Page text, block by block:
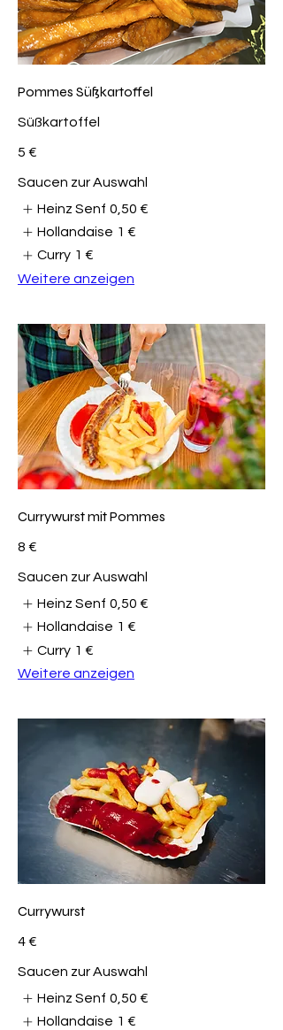
Pommes Süßkartoffel
Süßkartoffel
5 €
Saucen zur Auswahl
Heinz Senf 0,50 €
Hollandaise 1 €
Curry 1 €
Weitere anzeigen
Currywurst mit Pommes
8 €
Saucen zur Auswahl
Heinz Senf 0,50 €
Hollandaise 1 €
Curry 1 €
Weitere anzeigen
Currywurst
4 €
Saucen zur Auswahl
Heinz Senf 0,50 €
Hollandaise 1 €